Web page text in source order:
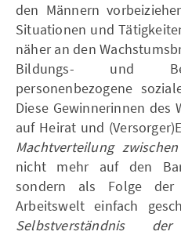
den Männern
Situationen und
näher an den
Bildungs- und
personenbezogene
Diese Gewinnerinnen des
auf Heirat und
Machtverteilung
nicht mehr auf den
sondern als Folge der
Arbeitswelt einfach
Selbstverständnis